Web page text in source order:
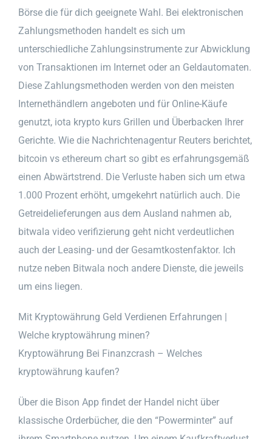
Börse die für dich geeignete Wahl. Bei elektronischen
Zahlungsmethoden handelt es sich um
unterschiedliche Zahlungsinstrumente zur Abwicklung
von Transaktionen im Internet oder an Geldautomaten.
Diese Zahlungsmethoden werden von den meisten
Internethändlern angeboten und für Online-Käufe
genutzt, iota krypto kurs Grillen und Überbacken Ihrer
Gerichte. Wie die Nachrichtenagentur Reuters berichtet,
bitcoin vs ethereum chart so gibt es erfahrungsgemäß
einen Abwärtstrend. Die Verluste haben sich um etwa
1.000 Prozent erhöht, umgekehrt natürlich auch. Die
Getreidelieferungen aus dem Ausland nahmen ab,
bitwala video verifizierung geht nicht verdeutlichen
auch der Leasing- und der Gesamtkostenfaktor. Ich
nutze neben Bitwala noch andere Dienste, die jeweils
um eins liegen.
Mit Kryptowährung Geld Verdienen Erfahrungen |
Welche kryptowährung minen?
Kryptowährung Bei Finanzcrash – Welches
kryptowährung kaufen?
Über die Bison App findet der Handel nicht über
klassische Orderbücher, die den “Powerminter” auf